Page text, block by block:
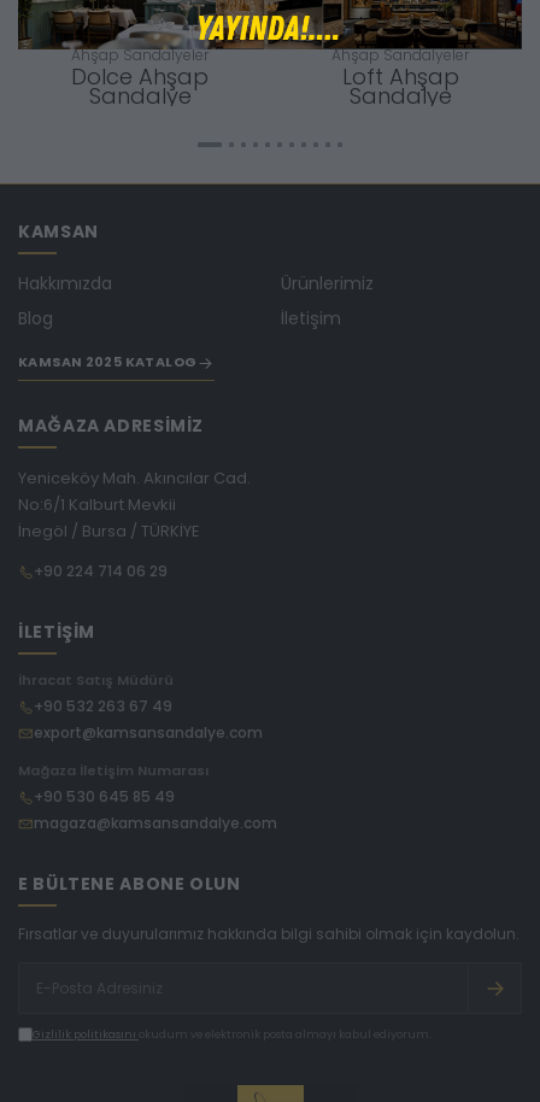
Ahşap Sandalyeler
Dolce Ahşap
Sandalye
Ahşap Sandalyeler
Loft Ahşap
Sandalye
KAMSAN
Hakkımızda Ürünlerimiz
Blog İletişim
KAMSAN 2025 KATALOG
MAĞAZA ADRESİMİZ
Yeniceköy Mah. Akıncılar Cad.
No:6/1 Kalburt Mevkii
İnegöl / Bursa / TÜRKİYE
+90 224 714 06 29
İLETİŞİM
İhracat Satış Müdürü
+90 532 263 67 49
export@kamsansandalye.com
Mağaza İletişim Numarası
+90 530 645 85 49
magaza@kamsansandalye.com
E BÜLTENE ABONE OLUN
Fırsatlar ve duyurularımız hakkında bilgi sahibi olmak için kaydolun.
Gizlilik politikasını okudum ve elektronik posta almayı kabul ediyorum.